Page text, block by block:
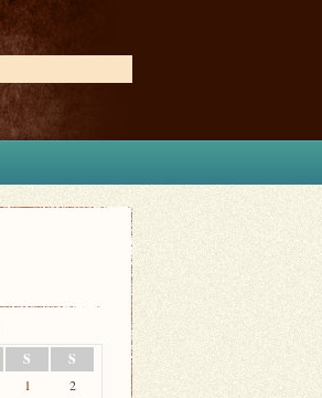
S S
1
2